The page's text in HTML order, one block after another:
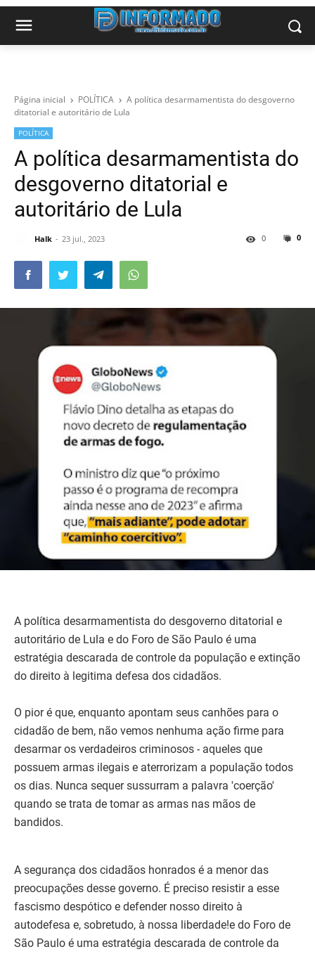
Página inicial POLÍTICA
A política desarmamentista do desgoverno
ditatorial e autoritário de Lula
POLÍTICA
A política desarmamentista do
desgoverno ditatorial e
autoritário de Lula
Halk 23 jul., 2023 0
0
A política desarmamentista do desgoverno ditatorial e
autoritário de Lula e do Foro de São Paulo é uma
estratégia descarada de controle da população e extinção
do direito à legitima defesa dos cidadãos.
O pior é que, enquanto apontam seus canhões para o
cidadão de bem, não vemos nenhuma ação firme para
desarmar os verdadeiros criminosos - aqueles que
possuem armas ilegais e aterrorizam a população todos
os dias. Nunca sequer sussurram a palavra 'coerção'
quando se trata de tomar as armas nas mãos de
bandidos.
A segurança dos cidadãos honrados é a menor das
preocupações desse governo. É preciso resistir a esse
fascismo despótico e defender nosso direito à
autodefesa e, sobretudo, à nossa liberdade!e do Foro de
São Paulo é uma estratégia descarada de controle da